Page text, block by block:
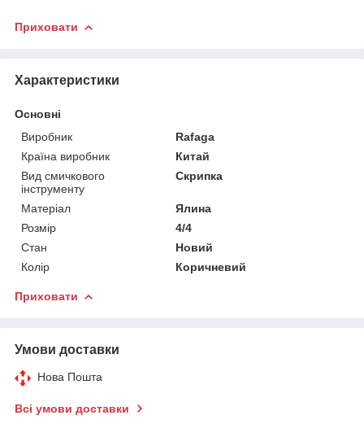
Приховати
Характеристики
Основні
Виробник
Rafaga
Країна виробник
Китай
Вид смичкового
інструменту
Скрипка
Матеріал
Ялина
Розмір
4/4
Стан
Новий
Колір
Коричневий
Приховати
Умови доставки
Нова Пошта
Всі умови доставки